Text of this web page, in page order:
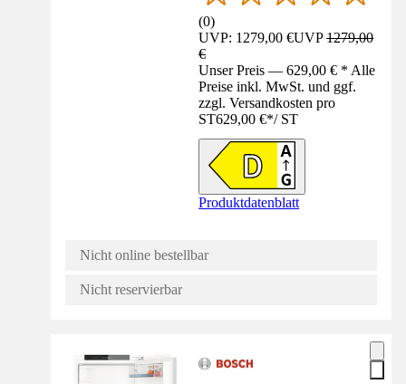
(0)
UVP: 1279,00 €UVP1279,00
€
Unser Preis — 629,00 € * Alle
Preise inkl. MwSt. und ggf.
zzgl. Versandkosten pro
ST629,00 €*/ ST
Produktdatenblatt
Nicht online bestellbar
Nicht reservierbar